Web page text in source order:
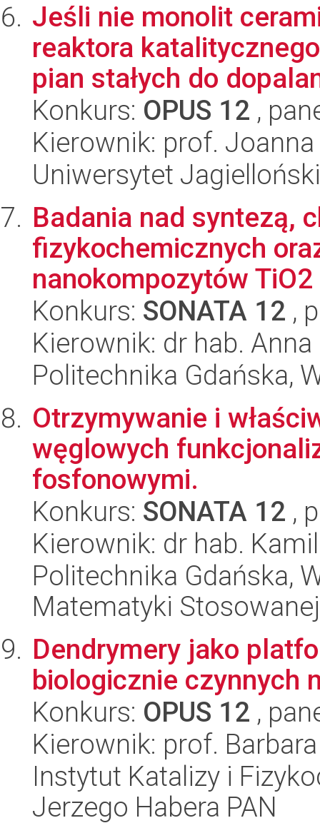
Jeśli nie monolit
reaktora
pian stałych do
Konkurs: OPUS 12 ,
Kierownik: prof.
Uniwersytet
Badania nad syntezą,
fizykochemicznych
nanokompozytów
Konkurs: SONATA 12 ,
Kierownik: dr hab.
Politechnika Gdańska,
Otrzymywanie i
węglowych
fosfonowymi.
Konkurs: SONATA 12 ,
Kierownik: dr hab.
Politechnika Gdańska,
Matematyki Stosowanej
Dendrymery jako
biologicznie czynnych
Konkurs: OPUS 12 ,
Kierownik: prof.
Instytut Katalizy i
Jerzego Habera PAN